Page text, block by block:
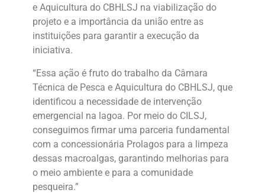
e Aquicultura do CBHLSJ na viabilização do
projeto e a importância da união entre as
instituições para garantir a execução da
iniciativa.
“Essa ação é fruto do trabalho da Câmara
Técnica de Pesca e Aquicultura do CBHLSJ, que
identificou a necessidade de intervenção
emergencial na lagoa. Por meio do CILSJ,
conseguimos firmar uma parceria fundamental
com a concessionária Prolagos para a limpeza
dessas macroalgas, garantindo melhorias para
o meio ambiente e para a comunidade
pesqueira.”